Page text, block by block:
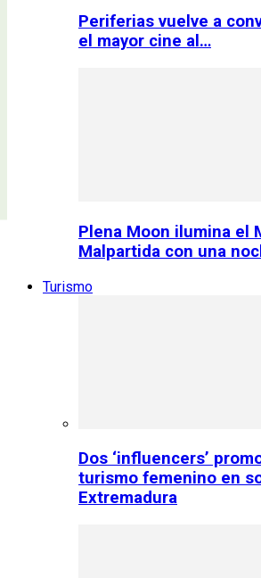
Periferias vuelve a
el mayor cine al…
Plena Moon ilumina el
Malpartida con una
Turismo
Dos ‘influencers’
turismo femenino en
Extremadura